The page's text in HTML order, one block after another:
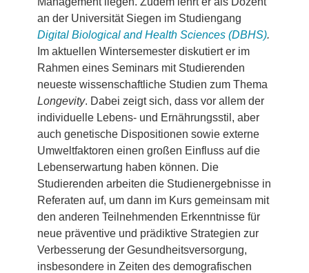
an der Universität Siegen im Studiengang
Digital Biological and Health Sciences (DBHS).
Im aktuellen Wintersemester diskutiert er im
Rahmen eines Seminars mit Studierenden
neueste wissenschaftliche Studien zum Thema
Longevity. Dabei zeigt sich, dass vor allem der
individuelle Lebens- und Ernährungsstil, aber
auch genetische Dispositionen sowie externe
Umweltfaktoren einen großen Einfluss auf die
Lebenserwartung haben können. Die
Studierenden arbeiten die Studienergebnisse in
Referaten auf, um dann im Kurs gemeinsam mit
den anderen Teilnehmenden Erkenntnisse für
neue präventive und prädiktive Strategien zur
Verbesserung der Gesundheitsversorgung,
insbesondere in Zeiten des demografischen